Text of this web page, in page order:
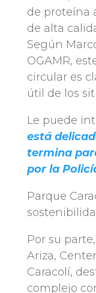
de proteína
de alta
Según
OGAMR,
circular es
útil de los
Le puede
está
termina
por la
Parque
Por su
Ariza,
Caracolí,
complejo